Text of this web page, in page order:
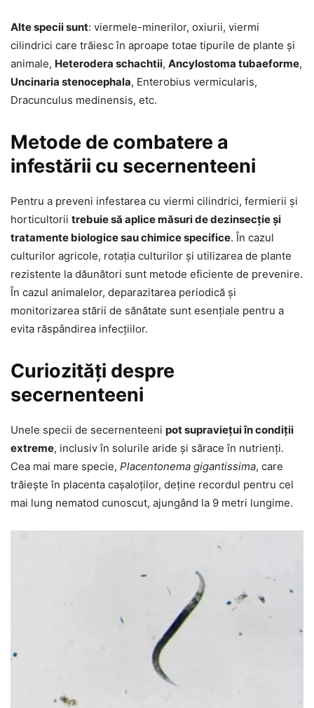
Alte specii sunt: viermele-minerilor, oxiurii, viermi
cilindrici care trăiesc în aproape totae tipurile de plante și
animale, Heterodera schachtii, Ancylostoma tubaeforme,
Uncinaria stenocephala, Enterobius vermicularis,
Dracunculus medinensis, etc.
Metode de combatere a
infestării cu secernenteeni
Pentru a preveni infestarea cu viermi cilindrici, fermierii și
horticultorii trebuie să aplice măsuri de dezinsecție și
tratamente biologice sau chimice specifice. În cazul
culturilor agricole, rotația culturilor și utilizarea de plante
rezistente la dăunători sunt metode eficiente de prevenire.
În cazul animalelor, deparazitarea periodică și
monitorizarea stării de sănătate sunt esențiale pentru a
evita răspândirea infecțiilor.
Curiozități despre
secernenteeni
Unele specii de secernenteeni pot supraviețui în condiții
extreme, inclusiv în solurile aride și sărace în nutrienți.
Cea mai mare specie, Placentonema gigantissima, care
trăiește în placenta cașaloților, deține recordul pentru cel
mai lung nematod cunoscut, ajungând la 9 metri lungime.